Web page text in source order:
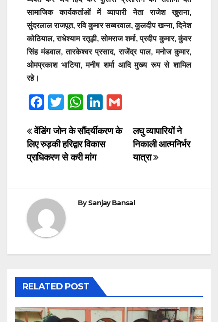
सामाजिक कार्यकर्ताओं में व्यापारी नेता राजेश खुराना,
सुंदरलाल राजपूत, रवि कुमार सब्बरवाल, कुलदीप खन्ना, दिनेश
कोठियाल, राधेश्याम रतूड़ी, सोमराज शर्मा, प्रदीप कुमार, कुंवर
सिंह मंडवाल, तारकेश्वर प्रसाद, राजेंद्र पाल, मनोज कुमार,
ओमप्रकाश भाटिया, मनीष शर्मा आदि मुख्य रूप से शामिल
रहे।
F
c
e
b
o
k
T
tt
er
W
at
s
A
Li
k
e
ail
Post
navigation
लघु व्यापारियों ने
निकाली आत्मनिर्भर
यात्रा
वेंडिंग जोन के सौंदर्यीकरण के
लिए रुड़की हरिद्वार विकास
प्राधिकरण से करी मांग
BySanjay Bansal
RELATED POST